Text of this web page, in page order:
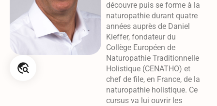
découvre puis se forme à la
naturopathie durant quatre
années auprès de Daniel
Kieffer, fondateur du
Collège Européen de
Naturopathie Traditionnelle
Holistique (CENATHO) et
chef de file, en France, de la
naturopathie holistique. Ce
cursus va lui ouvrir les